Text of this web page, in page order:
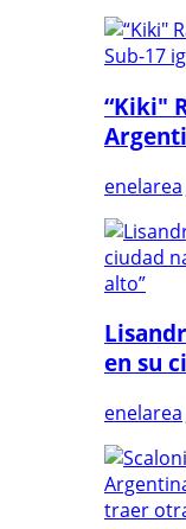
“Kiki"
enelarea
en su
enelarea